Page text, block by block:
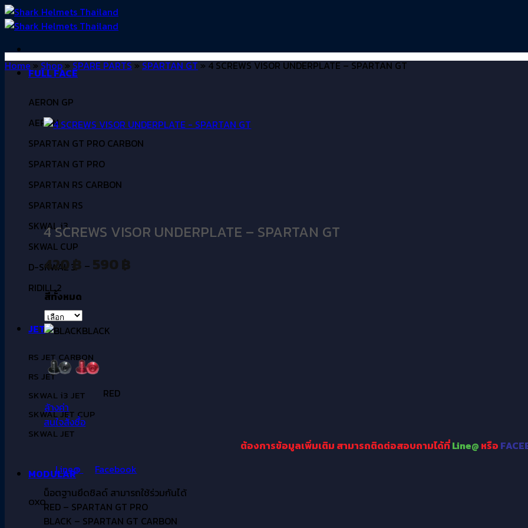
ข้าม
ไป
เนื้อหา
FULL FACE
AERON GP
AERON
SPARTAN GT PRO CARBON
SPARTAN GT PRO
SPARTAN RS CARBON
SPARTAN RS
SKWAL i3
SKWAL CUP
D-SKWAL 3
RIDILL 2
JET
RS JET CARBON
RS JET
SKWAL i3 JET
SKWAL JET CUP
SKWAL JET
MODULAR
OXO
Home»Shop»SPARE PARTS»SPARTAN GT»4 SCREWS VISOR UNDERPLATE – SPARTAN GT
4 SCREWS VISOR UNDERPLATE – SPARTAN GT
420฿ – 590 ฿
สีทั้งหมด
BLACK
RED
ล้างค่า
สนใจสั่งซื้อ
ต้องการข้อมูลเพิ่มเติม สามารถติดต่อสอบถามได้ที่Line@ หรือ
Line@
Facebook
น็อตฐานยึดชิลด์ สามารถใช้ร่วมกันได้
RED – SPARTAN GT PRO
BLACK – SPARTAN GT CARBON